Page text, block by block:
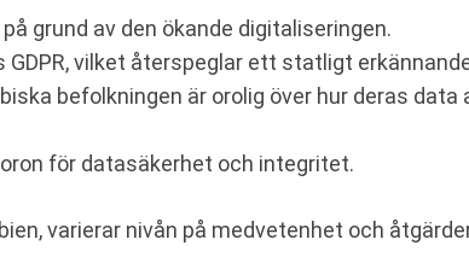
grund av den ökande digitaliseringen.
vilket återspeglar ett statligt
befolkningen är orolig över hur deras data
för datasäkerhet och integritet.
varierar nivån på medvetenhet och